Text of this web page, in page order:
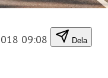
09:08 Dela